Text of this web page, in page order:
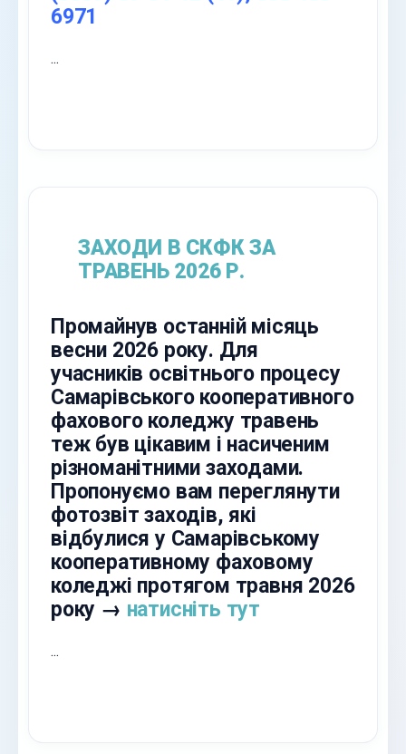
6971
...
ЗАХОДИ В СКФК ЗА
ТРАВЕНЬ 2026 Р.
Промайнув останній місяць
весни 2026 року. Для
учасників освітнього процесу
Самарівського кооперативного
фахового коледжу травень
теж був цікавим і насиченим
різноманітними заходами.
Пропонуємо вам переглянути
фотозвіт заходів, які
відбулися у Самарівському
кооперативному фаховому
коледжі протягом травня 2026
року → натисніть тут
...